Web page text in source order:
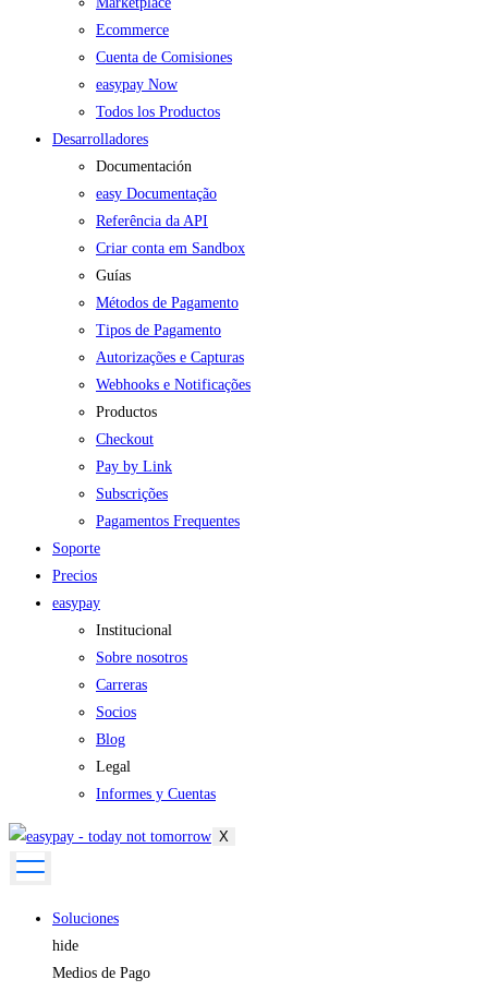
Ecommerce
Cuenta de Comisiones
easypay Now
Todos los Productos
Desarrolladores
Documentación
easy Documentação
Referência da API
Criar conta em Sandbox
Guías
Métodos de Pagamento
Tipos de Pagamento
Autorizações e Capturas
Webhooks e Notificações
Productos
Checkout
Pay by Link
Subscrições
Pagamentos Frequentes
Soporte
Precios
easypay
Institucional
Sobre nosotros
Carreras
Socios
Blog
Legal
Informes y Cuentas
X
Soluciones
hide
Medios de Pago